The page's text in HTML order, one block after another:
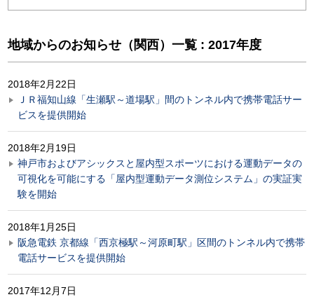
地域からのお知らせ（関西）一覧 : 2017年度
2018年2月22日
ＪＲ福知山線「生瀬駅～道場駅」間のトンネル内で携帯電話サー
ビスを提供開始
2018年2月19日
神戸市およびアシックスと屋内型スポーツにおける運動データの
可視化を可能にする「屋内型運動データ測位システム」の実証実
験を開始
2018年1月25日
阪急電鉄 京都線「西京極駅～河原町駅」区間のトンネル内で携帯
電話サービスを提供開始
2017年12月7日